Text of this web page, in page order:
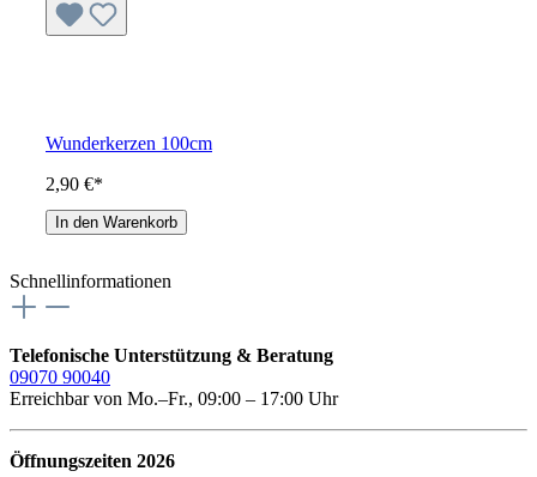
Wunderkerzen 100cm
2,90 €*
In den Warenkorb
Schnellinformationen
Telefonische Unterstützung & Beratung
09070 90040
Erreichbar von Mo.–Fr., 09:00 – 17:00 Uhr
Öffnungszeiten 2026